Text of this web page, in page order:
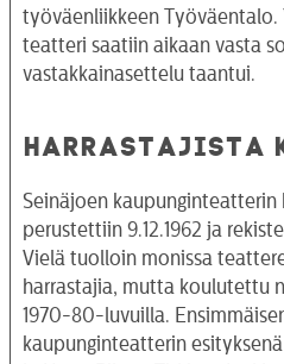
työväenliikkeen Työväentalo.
teatteri saatiin aikaan vasta
vastakkainasettelu taantui.
HARRASTAJISTA
Seinäjoen
perustettiin 9.12.1962 ja
Vielä tuolloin monissa
harrastajia, mutta koulutettu
1970-80-luvuilla.
kaupunginteatterin